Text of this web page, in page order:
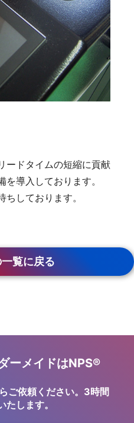
ードタイムの短縮に貢献
導入しております。
しております。
覧に戻る
ーメイドはNPS®
ご依頼ください。3時間
たします。